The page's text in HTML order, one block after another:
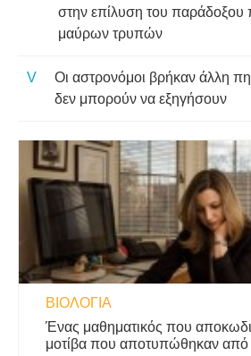
στην επίλυση του
μαύρων τρυπών
Οι αστρονόμοι βρήκαν άλλη
δεν μπορούν να εξηγήσουν
ΒΙΟΛΟΓΊΑ
Ένας μαθηματικός που
μοτίβα που αποτυπώθηκαν από